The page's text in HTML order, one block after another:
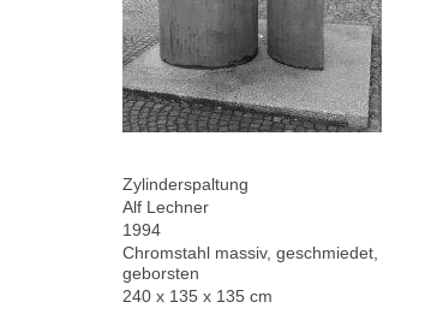
Zylinderspaltung
Alf Lechner
1994
Chromstahl massiv, geschmiedet,
geborsten
240 x 135 x 135 cm